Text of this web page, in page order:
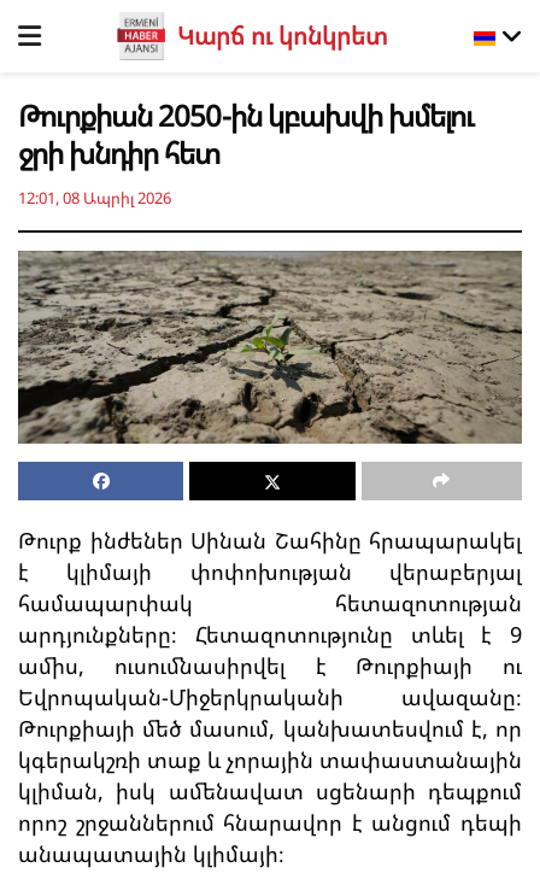
Կարճ ու կոնկրետ
Թուրքիան 2050-ին կբախվի խմելու
ջրի խնդիր հետ
12:01, 08 Ապրիլ 2026
Թուրք ինժեներ Սինան Շահինը հրապարակել
է կլիմայի փոփոխության վերաբերյալ
համապարփակ հետազոտության
արդյունքները։ Հետազոտությունը տևել է 9
ամիս, ուսումնասիրվել է Թուրքիայի ու
Եվրոպական-Միջերկրականի ավազանը։
Թուրքիայի մեծ մասում, կանխատեսվում է, որ
կգերակշռի տաք և չորային տափաստանային
կլիման, իսկ ամենավատ սցենարի դեպքում
որոշ շրջաններում հնարավոր է անցում դեպի
անապատային կլիմայի։